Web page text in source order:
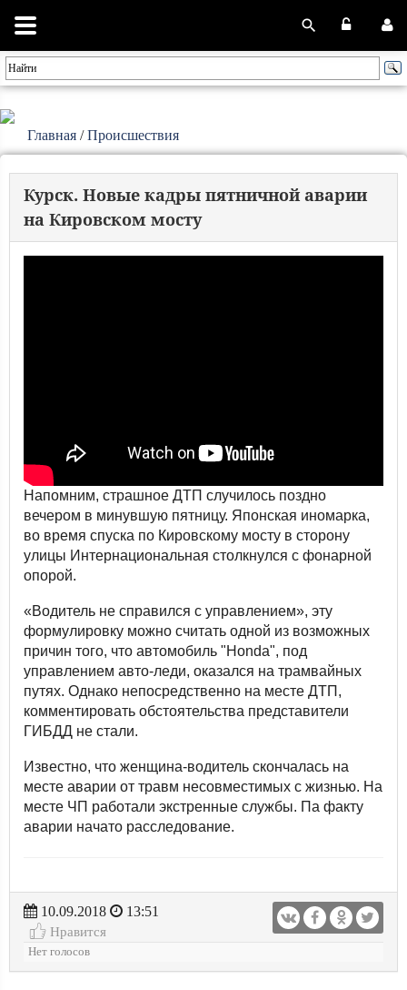
Главная /Происшествия
Курск. Новые кадры пятничной аварии
на Кировском мосту
Напомним, страшное ДТП случилось поздно
вечером в минувшую пятницу. Японская иномарка,
во время спуска по Кировскому мосту в сторону
улицы Интернациональная столкнулся с фонарной
опорой.
«Водитель не справился с управлением», эту
формулировку можно считать одной из возможных
причин того, что автомобиль "Honda", под
управлением авто-леди, оказался на трамвайных
путях. Однако непосредственно на месте ДТП,
комментировать обстоятельства представители
ГИБДД не стали.
Известно, что женщина-водитель скончалась на
месте аварии от травм несовместимых с жизнью. На
месте ЧП работали экстренные службы. Па факту
аварии начато расследование.
10.09.2018
13:51
Нравится
Нет голосов